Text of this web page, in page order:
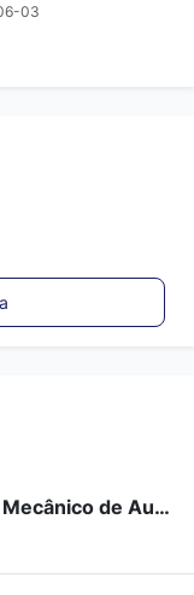
03
Mecânico Automotivo - Mecânico de Autos